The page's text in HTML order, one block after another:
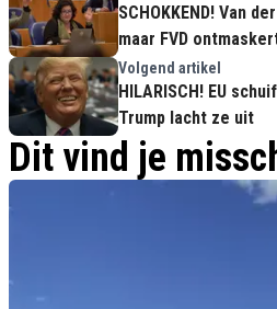
SCHOKKEND! Van
maar FVD
Volgend artikel
HILARISCH! EU
Trump lacht ze uit
Dit vind je